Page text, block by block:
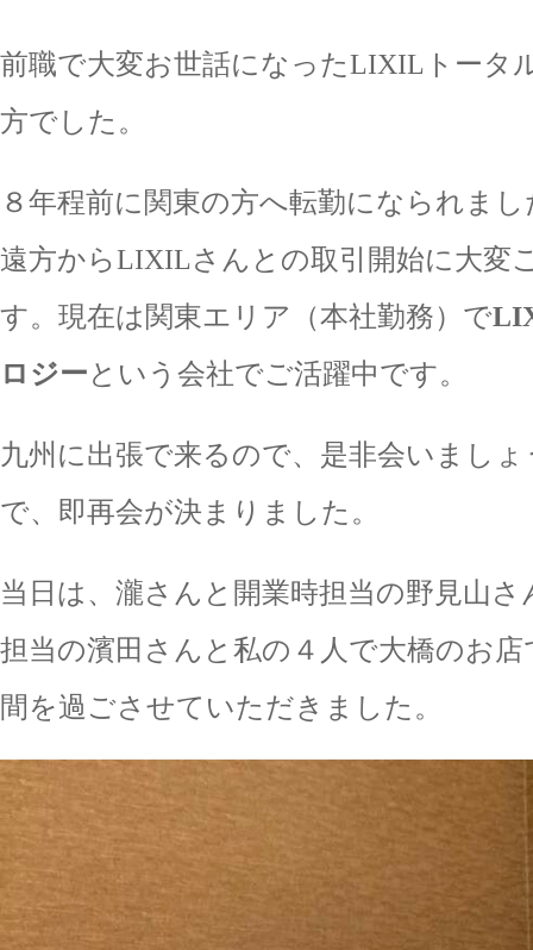
前職で大変お世話になったLIXILトータ
方でした。
８年程前に関東の方へ転勤になられま
遠方からLIXILさんとの取引開始に大変
す。現在は関東エリア（本社勤務）で
ロジーという会社でご活躍中です。
九州に出張で来るので、是非会いまし
で、即再会が決まりました。
当日は、瀧さんと開業時担当の野見山さ
担当の濱田さんと私の４人で大橋のお
間を過ごさせていただきました。